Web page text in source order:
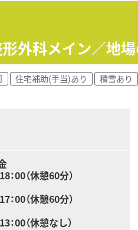
プレゼントがあります♪
れています。
込みで研修を受けており、
スキルアップできるようバッ
ックを定期面談で実施しその
るにはどうしたらいいかを、
。
揃えており、「なじみの店」
外科メイン／地
住宅補助(手当)あり 積雪あり
：00（休憩60分）
：00（休憩60分）
：00（休憩なし）